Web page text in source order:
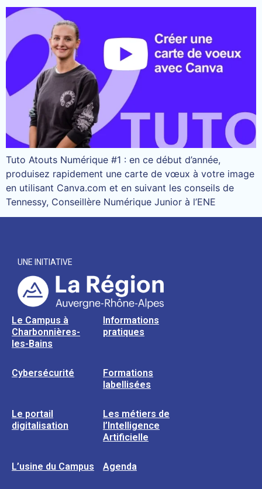
Tuto Atouts Numérique #1 : en ce début d’année,
produisez rapidement une carte de vœux à votre image
en utilisant Canva.com et en suivant les conseils de
Tennessy, Conseillère Numérique Junior à l’ENE
UNE INITIATIVE
Le Campus à
Charbonnières-
les-Bains
Informations
pratiques
Cybersécurité
Formations
labellisées
Le portail
digitalisation
Les métiers de
l’Intelligence
Artificielle
L’usine du Campus Agenda